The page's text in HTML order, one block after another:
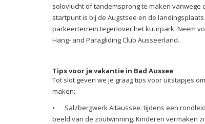
solovlucht of tandemsprong te maken vanwege
startpunt is bij de Augstsee en de
parkeerterrein tegenover het kuurpark. Neem
Hang- and Paragliding Club Ausseerland.
Tips voor je vakantie in Bad Aussee
Tot slot geven we je graag tips voor uitstapjes
maken:
•
Salzbergwerk Altaussee: tijdens een
beeld van de zoutwinning. Kinderen vermaken